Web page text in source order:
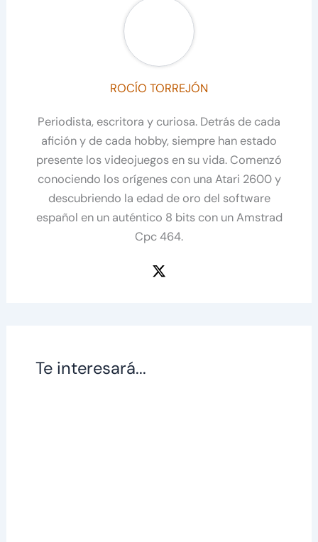
ROCÍO TORREJÓN
Periodista, escritora y curiosa. Detrás de cada
afición y de cada hobby, siempre han estado
presente los videojuegos en su vida. Comenzó
conociendo los orígenes con una Atari 2600 y
descubriendo la edad de oro del software
español en un auténtico 8 bits con un Amstrad
Cpc 464.
Te interesará...